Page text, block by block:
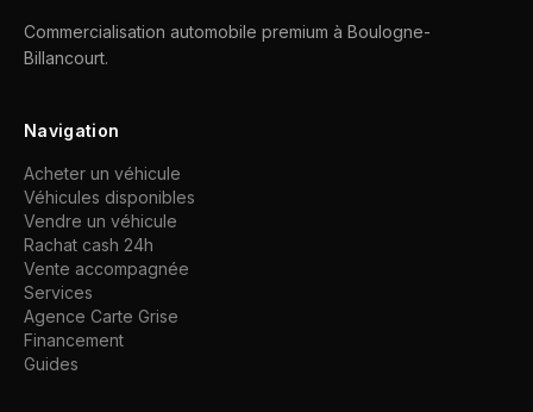
Commercialisation automobile premium à Boulogne-
Billancourt.
Navigation
Acheter un véhicule
Véhicules disponibles
Vendre un véhicule
Rachat cash 24h
Vente accompagnée
Services
Agence Carte Grise
Financement
Guides